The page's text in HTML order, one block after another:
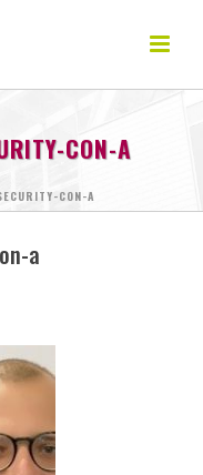
CON-A
CON-A
a